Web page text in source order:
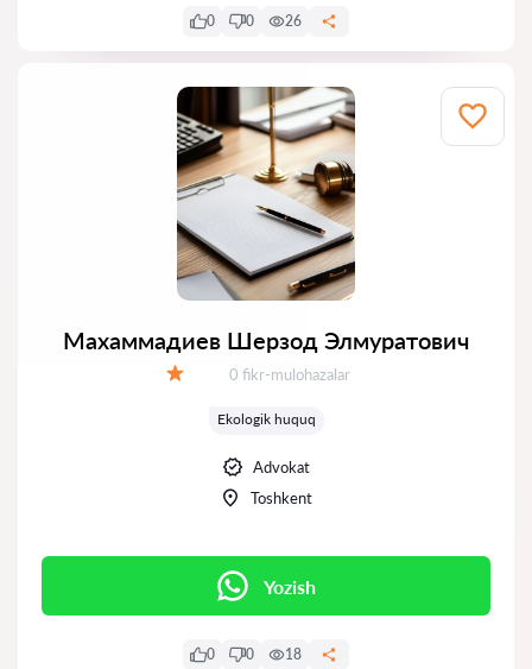
0 0 26
Махаммадиев Шерзод Элмуратович
Fikrlar:
0 fikr-mulohazalar
Ekologik huquq
Advokat
Toshkent
Yozish
0 0 18